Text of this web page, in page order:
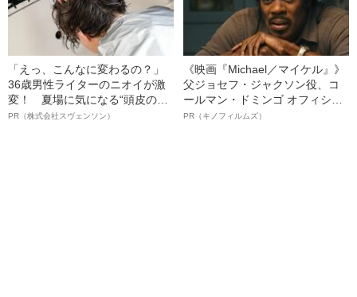
「えっ、こんなに変わるの？」
36歳男性ライターのニオイが激
変！ 夏場に気になる“頭皮のニ
オイ”や“ベタつき”を解消す
PR（株式会社スヴェンソン）
《映画『Michael／マイケル』》
父ジョセフ・ジャクソン役、コ
ールマン・ドミンゴ オフィシャ
ルインタビュー“観客を魅了した
PR（キノフィルムズ）